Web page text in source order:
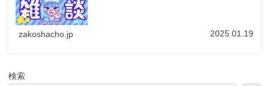
zakoshacho.jp 2025.01.19
検索